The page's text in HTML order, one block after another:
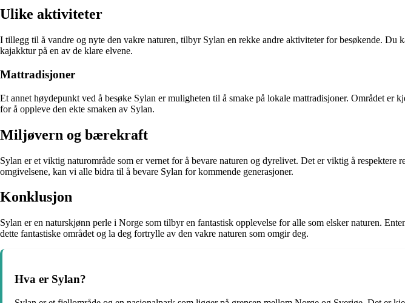
Ulike aktiviteter
I tillegg til å vandre og nyte den vakre naturen, tilbyr Sylan en rekke andre aktiviteter for besøkende.
kajakktur på en av de klare elvene.
Mattradisjoner
Et annet høydepunkt ved å besøke Sylan er muligheten til å smake på lokale mattradisjoner. Området
for å oppleve den ekte smaken av Sylan.
Miljøvern og bærekraft
Sylan er et viktig naturområde som er vernet for å bevare naturen og dyrelivet. Det er viktig å respektere
omgivelsene, kan vi alle bidra til å bevare Sylan for kommende generasjoner.
Konklusjon
Sylan er en naturskjønn perle i Norge som tilbyr en fantastisk opplevelse for alle som elsker naturen.
dette fantastiske området og la deg fortrylle av den vakre naturen som omgir deg.
Hva er Sylan?